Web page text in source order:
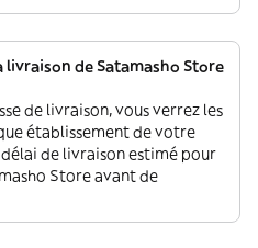
de Satamasho Store
de livraison, vous verrez les
établissement de votre
délai de livraison estimé pour
Store avant de